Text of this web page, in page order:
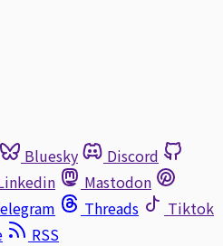
Bluesky
Discord
Mastodon
Threads
Tiktok
RSS